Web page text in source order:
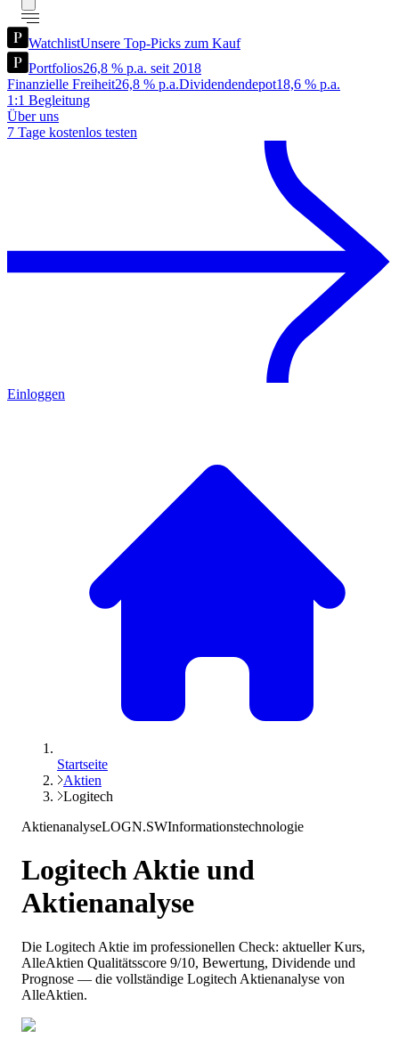
WatchlistUnsere Top-Picks zum Kauf
Portfolios26,8 % p.a. seit 2018
Finanzielle Freiheit26,8 % p.a.Dividendendepot18,6 % p.a.
1:1 Begleitung
Über uns
7 Tage kostenlos testen
Einloggen
Startseite
Aktien
Logitech
AktienanalyseLOGN.SWInformationstechnologie
LogitechAktie und
Aktienanalyse
Die Logitech Aktie im professionellen Check: aktueller Kurs,
AlleAktien Qualitätsscore 9/10, Bewertung, Dividende und
Prognose — die vollständige Logitech Aktienanalyse von
AlleAktien.